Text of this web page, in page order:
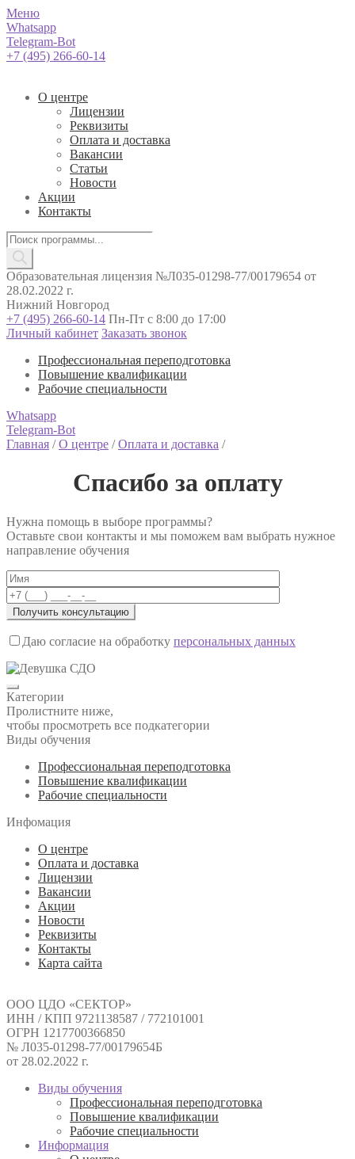
Меню
Whatsapp
Telegram-Bot
+7 (495) 266-60-14
О центре
Лицензии
Реквизиты
Оплата и доставка
Вакансии
Статьи
Новости
Акции
Контакты
Поиск
товаров
Образовательная лицензия №Л035-01298-77/00179654 от
28.02.2022 г.
Нижний Новгород
+7 (495) 266-60-14 Пн-Пт с 8:00 до 17:00
Личный кабинет Заказать звонок
Профессиональная переподготовка
Повышение квалификации
Рабочие специальности
Whatsapp
Telegram-Bot
Главная /О центре /Оплата и доставка /
Спасибо за оплату
Нужна помощь в выборе программы?
Оставьте свои контакты и мы поможем вам выбрать нужное
направление обучения
Даю согласие на обработку персональных данных
Категории
Пролистните ниже,
чтобы просмотреть все подкатегории
Виды обучения
Профессиональная переподготовка
Повышение квалификации
Рабочие специальности
Инфомация
О центре
Оплата и доставка
Лицензии
Вакансии
Акции
Новости
Реквизиты
Контакты
Карта сайта
ООО ЦДО «СЕКТОР»
ИНН / КПП 9721138587 / 772101001
ОГРН 1217700366850
№ Л035-01298-77/00179654Б
от 28.02.2022 г.
Виды обучения
Профессиональная переподготовка
Повышение квалификации
Рабочие специальности
Информация